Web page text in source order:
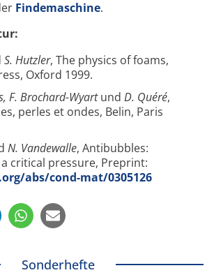
Findemaschine.
S. Hutzler, The physics of foams,
Oxford 1999.
F. Brochard-Wyartund D. Quéré,
perles et ondes, Belin, Paris
N. Vandewalle, Antibubbles:
critical pressure, Preprint:
abs/cond-mat/0305126
Sonderhefte